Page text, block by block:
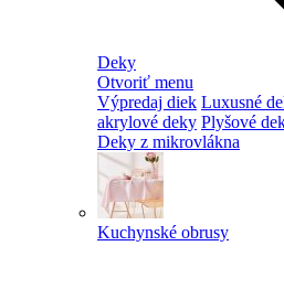
Deky
Otvoriť menu
Výpredaj diek Luxusné
akrylové deky Plyšové
Deky z mikrovlákna
Kuchynské obrusy